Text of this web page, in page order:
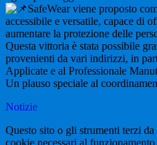
SafeWear viene proposto
accessibile e versatile, capace di
aumentare la protezione delle
Questa vittoria è stata possibile
provenienti da vari indirizzi, in
Applicate e al Professionale
Un plauso speciale al
Notizie
Questo sito o gli strumenti terzi